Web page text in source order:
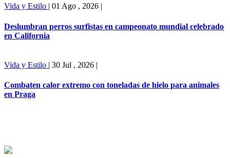
Vida y Estilo | 01 Ago , 2026 |
Deslumbran perros surfistas en campeonato mundial celebrado
en California
Vida y Estilo | 30 Jul , 2026 |
Combaten calor extremo con toneladas de hielo para animales
en Praga